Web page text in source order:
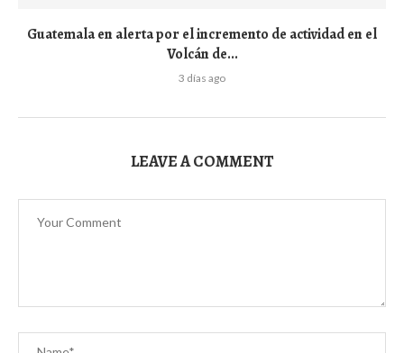
Guatemala en alerta por el incremento de actividad en el
Volcán de...
3 días ago
LEAVE A COMMENT